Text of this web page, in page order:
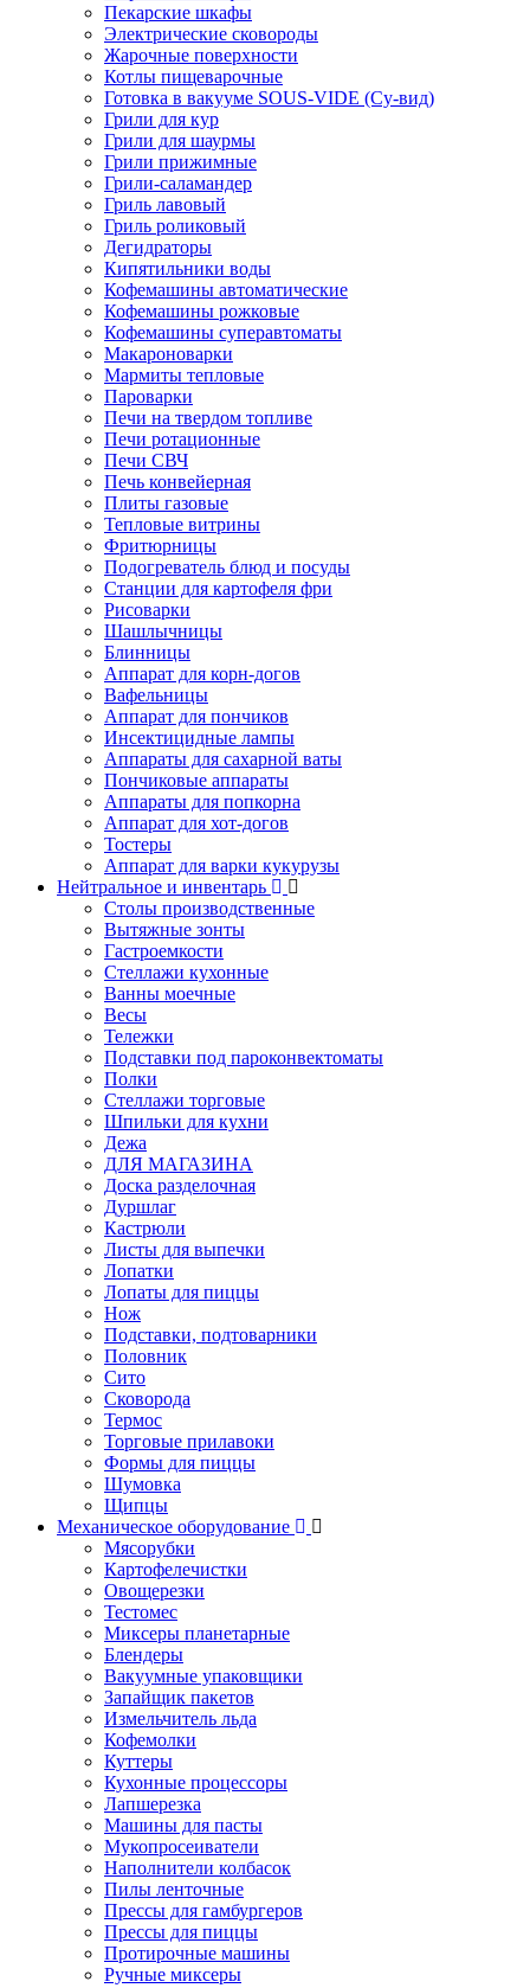
Пекарские шкафы
Электрические сковороды
Жарочные поверхности
Котлы пищеварочные
Готовка в вакууме SOUS-VIDE (Су-вид)
Грили для кур
Грили для шаурмы
Грили прижимные
Грили-саламандер
Гриль лавовый
Гриль роликовый
Дегидраторы
Кипятильники воды
Кофемашины автоматические
Кофемашины рожковые
Кофемашины суперавтоматы
Макароноварки
Мармиты тепловые
Пароварки
Печи на твердом топливе
Печи ротационные
Печи СВЧ
Печь конвейерная
Плиты газовые
Тепловые витрины
Фритюрницы
Подогреватель блюд и посуды
Станции для картофеля фри
Рисоварки
Шашлычницы
Блинницы
Аппарат для корн-догов
Вафельницы
Аппарат для пончиков
Инсектицидные лампы
Аппараты для сахарной ваты
Пончиковые аппараты
Аппараты для попкорна
Аппарат для хот-догов
Тостеры
Аппарат для варки кукурузы
Нейтральное и инвентарь
Столы производственные
Вытяжные зонты
Гастроемкости
Стеллажи кухонные
Ванны моечные
Весы
Тележки
Подставки под пароконвектоматы
Полки
Стеллажи торговые
Шпильки для кухни
Дежа
ДЛЯ МАГАЗИНА
Доска разделочная
Дуршлаг
Кастрюли
Листы для выпечки
Лопатки
Лопаты для пиццы
Нож
Подставки, подтоварники
Половник
Сито
Сковорода
Термос
Торговые прилавоки
Формы для пиццы
Шумовка
Щипцы
Механическое оборудование
Мясорубки
Картофелечистки
Овощерезки
Тестомес
Миксеры планетарные
Блендеры
Вакуумные упаковщики
Запайщик пакетов
Измельчитель льда
Кофемолки
Куттеры
Кухонные процессоры
Лапшерезка
Машины для пасты
Мукопросеиватели
Наполнители колбасок
Пилы ленточные
Прессы для гамбургеров
Прессы для пиццы
Протирочные машины
Ручные миксеры